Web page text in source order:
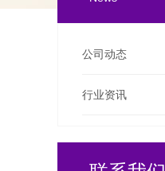
公司动态
行业资讯